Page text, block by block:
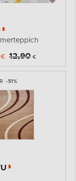
€ 12,90 €
-51%